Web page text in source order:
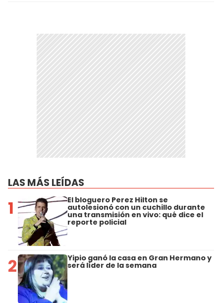
LAS MÁS LEÍDAS
1 El bloguero Perez Hilton se
autolesionó con un cuchillo durante
una transmisión en vivo: qué dice el
reporte policial
2 Yipio ganó la casa en Gran Hermano y
será líder de la semana